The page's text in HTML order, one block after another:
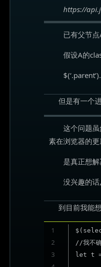
https://
已有父节
假设A的
但是有一个
这个问题
素在浏览器的
是真正想
没兴趣的
到目前我能
//我不确
let t
1
2
3